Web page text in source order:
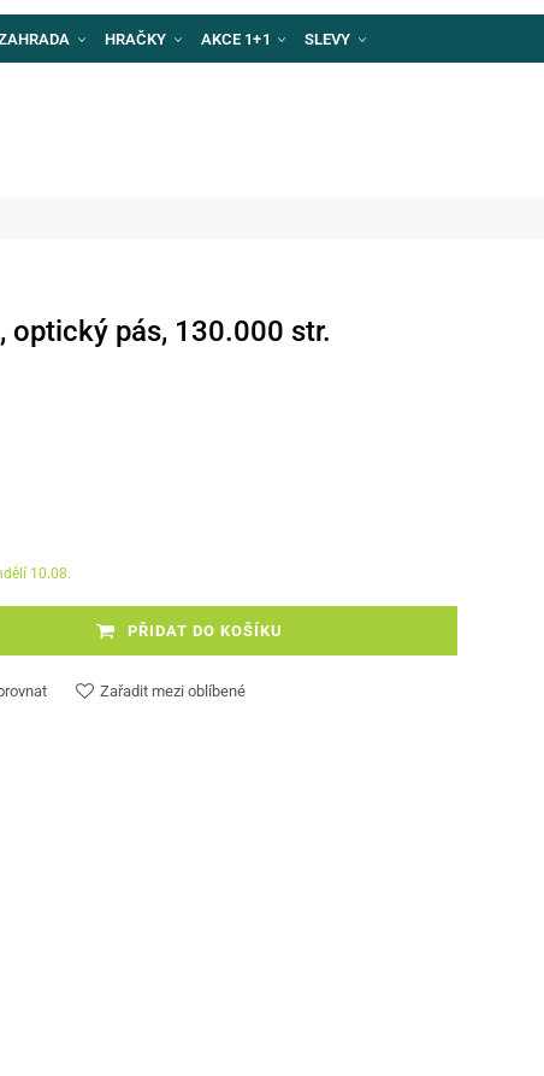
HRAČKY AKCE 1+1 SLEVY
optický pás, 130.000 str.
10.08.
PŘIDAT DO KOŠÍKU
Zařadit mezi oblíbené